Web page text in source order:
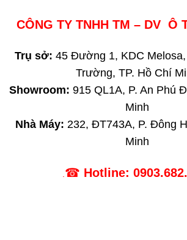
CÔNG TY TNHH TM – DV Ô
Trụ sở: 45 Đường 1, KDC
Trường, TP. Hồ Chí
Showroom: 915 QL1A, P. An Phú
Minh
Nhà Máy: 232, ĐT743A, P. Đông
Minh
☎ Hotline: